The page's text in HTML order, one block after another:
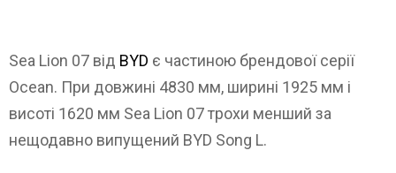
Sea Lion 07 від BYD є частиною брендової серії
Ocean. При довжині 4830 мм, ширині 1925 мм і
висоті 1620 мм Sea Lion 07 трохи менший за
нещодавно випущений BYD Song L.